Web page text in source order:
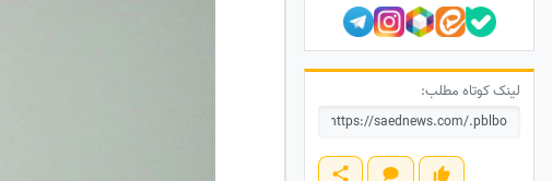
لینک کوتاه مطلب: